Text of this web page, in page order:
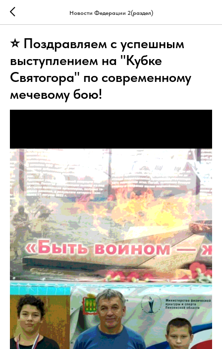
Новости Федерации 2(раздел)
⭐ Поздравляем с успешным
выступлением на "Кубке
Святогора" по современному
мечевому бою!